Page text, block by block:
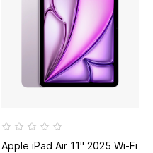
Apple iPad Air 11" 2025 Wi-Fi